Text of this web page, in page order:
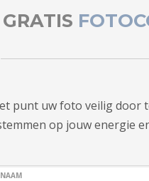
GRATIS
punt uw foto veilig door
op jouw energie